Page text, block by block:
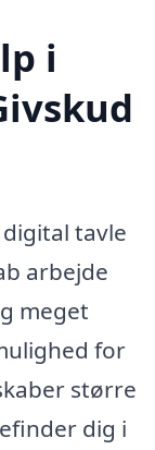
i
tavle
arbejde
meget
for
større
dig i